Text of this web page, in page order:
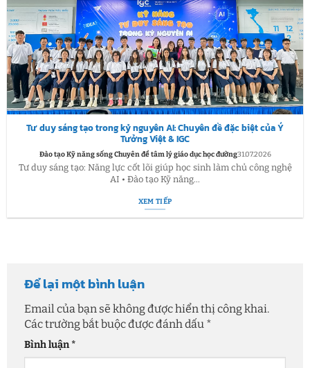
Tư duy sáng tạo trong kỷ nguyên AI: Chuyên đề đặc biệt của Ý
Tưởng Việt & IGC
Đào tạo Kỹ năng sống Chuyên đề tâm lý giáo dục học đường31.07.2026
Tư duy sáng tạo: Năng lực cốt lõi giúp học sinh làm chủ công nghệ
AI • Đào tạo Kỹ năng...
XEM TIẾP
Để lại một bình luận
Email của bạn sẽ không được hiển thị công khai.
Các trường bắt buộc được đánh dấu *
Bình luận*